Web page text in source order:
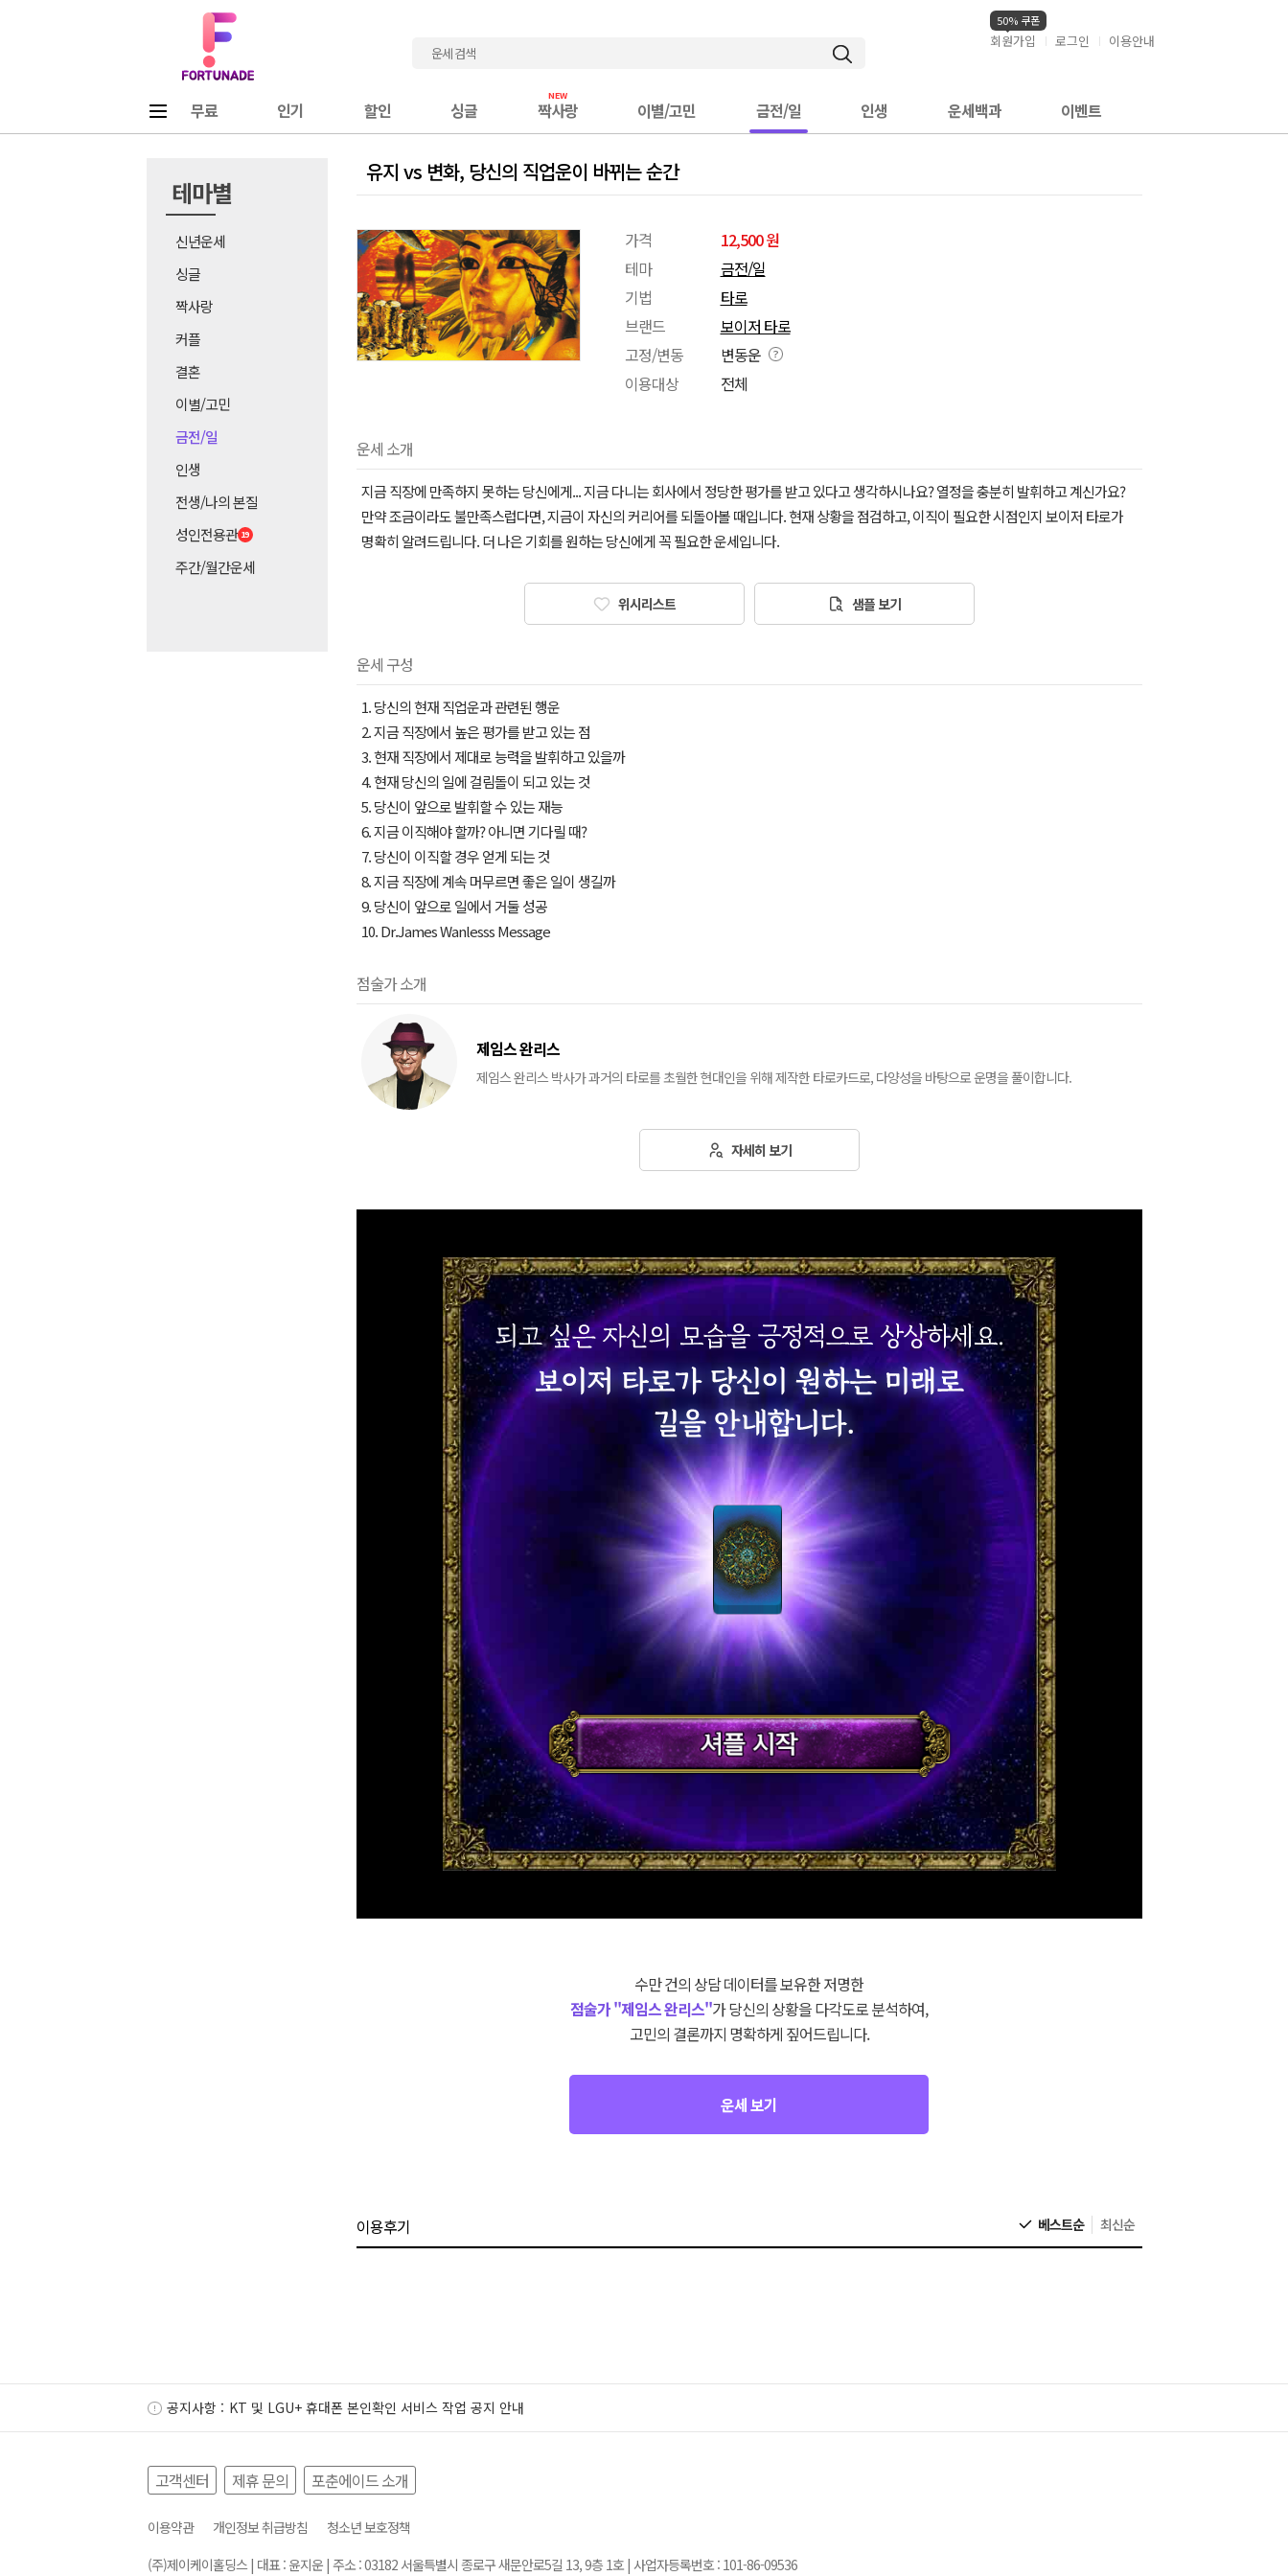
50% 쿠폰
회원가입 로그인 이용안내
무료 인기 할인 싱글 짝사랑 이별/고민 금전/일 인생 운세백과 이벤트
테마별
신년운세
싱글
짝사랑
커플
결혼
이별/고민
금전/일
인생
전생/나의 본질
성인전용관
주간/월간운세
유지 vs 변화, 당신의 직업운이 바뀌는 순간
가격
12,500 원
테마
금전/일
기법
타로
브랜드
보이저 타로
고정/변동
변동운
이용대상
전체
운세 소개
지금 직장에 만족하지 못하는 당신에게... 지금 다니는 회사에서 정당한 평가를 받고 있다고 생각하시나요? 열정을 충분히 발휘하고 계신가요?
만약 조금이라도 불만족스럽다면, 지금이 자신의 커리어를 되돌아볼 때입니다. 현재 상황을 점검하고, 이직이 필요한 시점인지 보이저 타로가
명확히 알려드립니다. 더 나은 기회를 원하는 당신에게 꼭 필요한 운세입니다.
위시리스트 샘플 보기
운세 구성
1. 당신의 현재 직업운과 관련된 행운
2. 지금 직장에서 높은 평가를 받고 있는 점
3. 현재 직장에서 제대로 능력을 발휘하고 있을까
4. 현재 당신의 일에 걸림돌이 되고 있는 것
5. 당신이 앞으로 발휘할 수 있는 재능
6. 지금 이직해야 할까? 아니면 기다릴 때?
7. 당신이 이직할 경우 얻게 되는 것
8. 지금 직장에 계속 머무르면 좋은 일이 생길까
9. 당신이 앞으로 일에서 거둘 성공
10. Dr.James Wanlesss Message​
점술가 소개
제임스 완리스
제임스 완리스 박사가 과거의 타로를 초월한 현대인을 위해 제작한 타로카드로, 다양성을 바탕으로 운명을 풀이합니다.
자세히 보기
수만 건의 상담 데이터를 보유한 저명한
점술가 "제임스 완리스"가 당신의 상황을 다각도로 분석하여,
고민의 결론까지 명확하게 짚어드립니다.
운세 보기
이용후기 베스트순 최신순
공지사항 : KT 및 LGU+ 휴대폰 본인확인 서비스 작업 공지 안내
고객센터 제휴 문의 포춘에이드 소개
이용약관 개인정보 취급방침
청소년 보호정책
(주)제이케이홀딩스 | 대표 : 윤지운 | 주소 : 03182 서울특별시 종로구 새문안로5길 13, 9층 1호 | 사업자등록번호 : 101-86-09536